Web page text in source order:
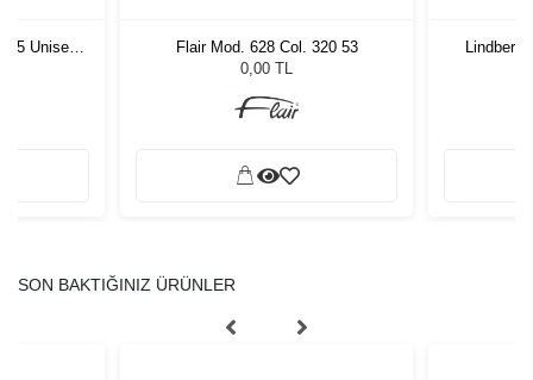
55 Unisex
Flair Mod. 628 Col. 320 53
0,00 TL
Lindberg
SON BAKTIĞINIZ ÜRÜNLER